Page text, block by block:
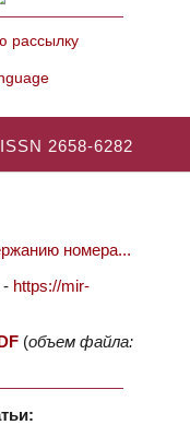
рассылку
ISSN 2658-6282
номера...
- https://mir-
(объем файла: